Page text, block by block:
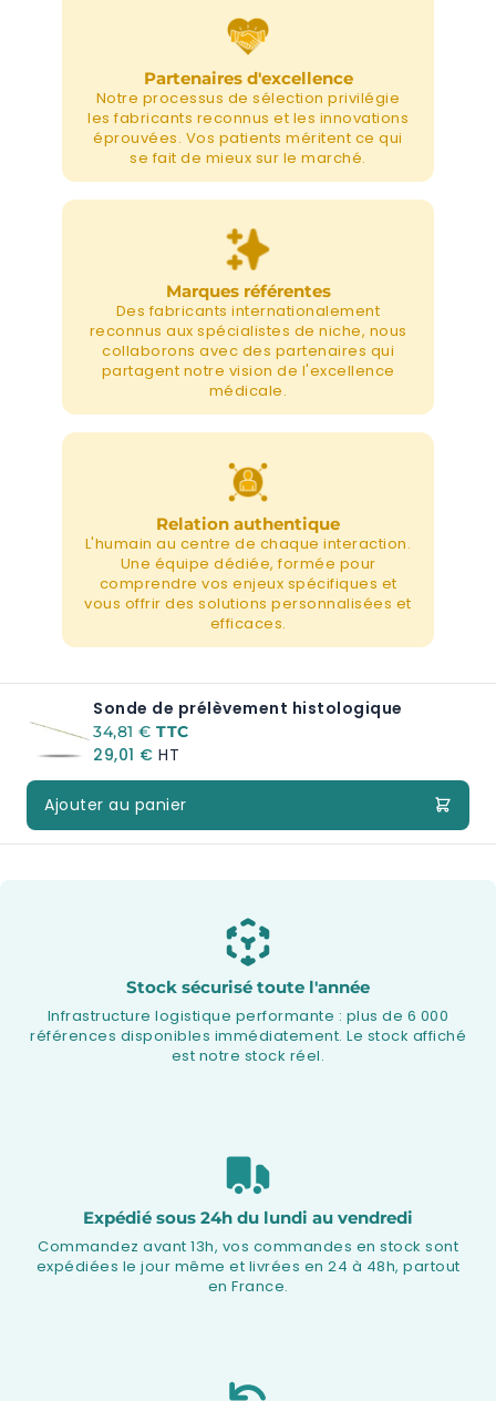
Partenaires d'excellence
Notre processus de sélection privilégie
les fabricants reconnus et les innovations
éprouvées. Vos patients méritent ce qui
se fait de mieux sur le marché.
Marques référentes
Des fabricants internationalement
reconnus aux spécialistes de niche, nous
collaborons avec des partenaires qui
partagent notre vision de l'excellence
médicale.
Relation authentique
L'humain au centre de chaque interaction.
Une équipe dédiée, formée pour
comprendre vos enjeux spécifiques et
vous offrir des solutions personnalisées et
efficaces.
Sonde de prélèvement histologique
A partir de:
34,81 €
29,01 €
Ajouter au panier
Stock sécurisé toute l'année
Infrastructure logistique performante : plus de 6 000
références disponibles immédiatement. Le stock affiché
est notre stock réel.
Expédié sous 24h du lundi au vendredi
Commandez avant 13h, vos commandes en stock sont
expédiées le jour même et livrées en 24 à 48h, partout
en France.